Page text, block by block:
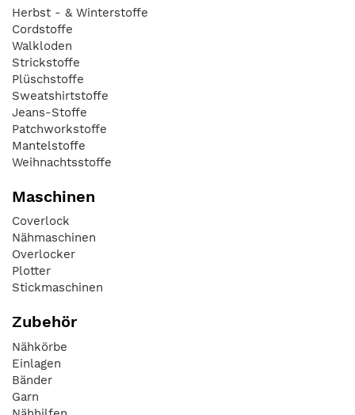
Herbst - & Winterstoffe
Cordstoffe
Walkloden
Strickstoffe
Plüschstoffe
Sweatshirtstoffe
Jeans-Stoffe
Patchworkstoffe
Mantelstoffe
Weihnachtsstoffe
Maschinen
Coverlock
Nähmaschinen
Overlocker
Plotter
Stickmaschinen
Zubehör
Nähkörbe
Einlagen
Bänder
Garn